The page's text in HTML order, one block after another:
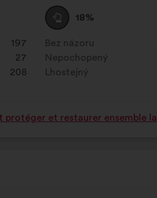
197
27
208
Neutrální
hlas
:
18%
Tento
návrh
byl
kvalifikován:
Bez názoru
:krát
Nepochopený
:krát
Lhostejný
krát
protéger et restaurer ensemble